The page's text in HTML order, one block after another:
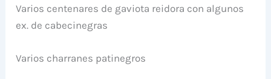
Varios centenares de gaviota reidora con algunos
ex. de cabecinegras
Varios charranes patinegros